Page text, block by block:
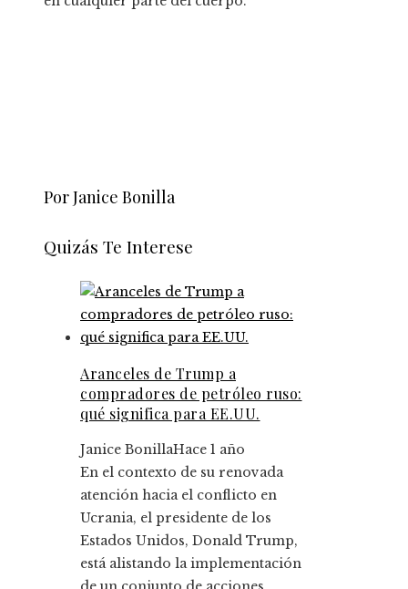
Por Janice Bonilla
Quizás Te Interese
Aranceles de Trump a
compradores de petróleo ruso:
qué significa para EE.UU.
Janice BonillaHace 1 año
En el contexto de su renovada
atención hacia el conflicto en
Ucrania, el presidente de los
Estados Unidos, Donald Trump,
está alistando la implementación